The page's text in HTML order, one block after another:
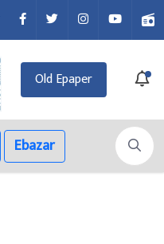
Old Epaper
Ebazar